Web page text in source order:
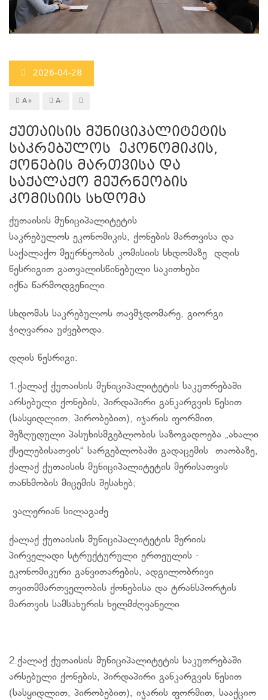
2026-04-28
A+ A-
ქუთაისის მუნიციპალიტეტის
საკრებულოს ეკონომიკის,
ქონების მართვისა და
საქალაქო მეურნეობის
კომისიის სხდომა
ქუთაისის მუნიციპალიტეტის
საკრებულოს ეკონომიკის, ქონების მართვისა და
საქალაქო მეურნეობის კომისიის სხდომაზე დღის
წესრიგით გათვალისწინებული საკითხები
იქნა წარმოდგენილი.
სხდომას საკრებულოს თავმჯდომარე, გიორგი
ჭიღვარია უძვებოდა.
დღის წესრიგი:
1.ქალაქ ქუთაისის მუნიციპალიტეტის საკუთრებაში
არსებული ქონების, პირდაპირი განკარგვის წესით
(სასყიდლით, პირობებით), იჯარის ფორმით,
შეზღუდული პასუხისმგებლობის საზოგადოება „ახალი
ქსელებისათვის“ სარგებლობაში გადაცემის თაობაზე,
ქალაქ ქუთაისის მუნიციპალიტეტის მერისათვის
თანხმობის მიცემის შესახებ;
ვალერიან სილაგაძე
ქალაქ ქუთაისის მუნიციპალიტეტის მერიის
პირველადი სტრუქტურული ერთეულის -
ეკონომიკური განვითარების, ადგილობრივი
თვითმმართველობის ქონებისა და ტრანსპორტის
მართვის სამსახურის ხელმძღვანელი
2.ქალაქ ქუთაისის მუნიციპალიტეტის საკუთრებაში
არსებული ქონების, პირდაპირი განკარგვის წესით
(სასყიდლით, პირობებით), იჯარის ფორმით, სააქციო